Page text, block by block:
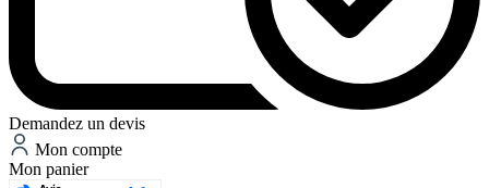
Demandez un devis
Mon compte
Mon panier